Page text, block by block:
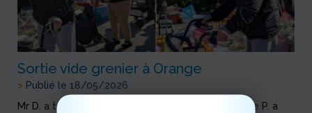
Sortie vide grenier à Orange
> Publié le 18/05/2026
Mr D. a trouvé son bonheur dans les livres ! et Mme P. a